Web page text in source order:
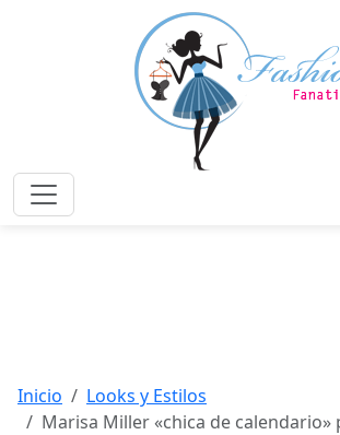
Menú
Inicio
Looks y Estilos
Marisa Miller «chica de calendario»